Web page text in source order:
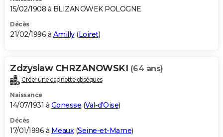
15/02/1908 à BLIZANOWEK POLOGNE
Décès
21/02/1996 à Amilly(Loiret)
Zdzyslaw CHRZANOWSKI (64 ans)
Créer une cagnotte obsèques
Naissance
14/07/1931 à Gonesse (Val-d'Oise)
Décès
17/01/1996 à Meaux (Seine-et-Marne)